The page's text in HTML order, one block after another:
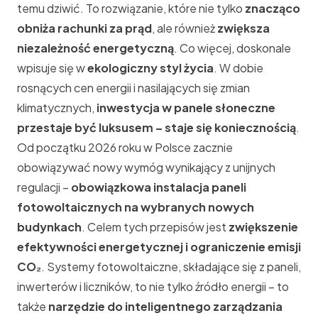
temu dziwić. To rozwiązanie, które nie tylko znacząco
obniża rachunki za prąd, ale równieżzwiększa
niezależność energetyczną. Co więcej, doskonale
wpisuje się wekologiczny styl życia. W dobie
rosnących cen energii i nasilających się zmian
klimatycznych, inwestycja w panele słoneczne
przestaje być luksusem – staje się koniecznością.
Od początku 2026 roku w Polsce zacznie
obowiązywać nowy wymóg wynikający z unijnych
regulacji – obowiązkowa instalacja paneli
fotowoltaicznych na wybranych nowych
budynkach. Celem tych przepisów jest zwiększenie
efektywności energetycznej i ograniczenie emisji
CO₂. Systemy fotowoltaiczne, składające się z paneli,
inwerterów i liczników, to nie tylko źródło energii – to
także narzędzie do inteligentnego zarządzania